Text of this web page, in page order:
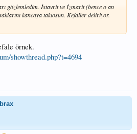
gözlemledim. İstavrit ve İzmarit (bence o an
kancaya takıosun. Kefaller deliriyor.
örnek.
showthread.php?t=4694